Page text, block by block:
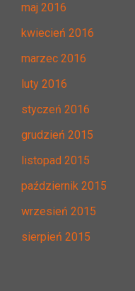
maj 2016
kwiecień 2016
marzec 2016
luty 2016
styczeń 2016
grudzień 2015
listopad 2015
październik 2015
wrzesień 2015
sierpień 2015